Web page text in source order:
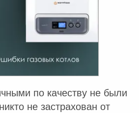
по качеству не были
не застрахован от